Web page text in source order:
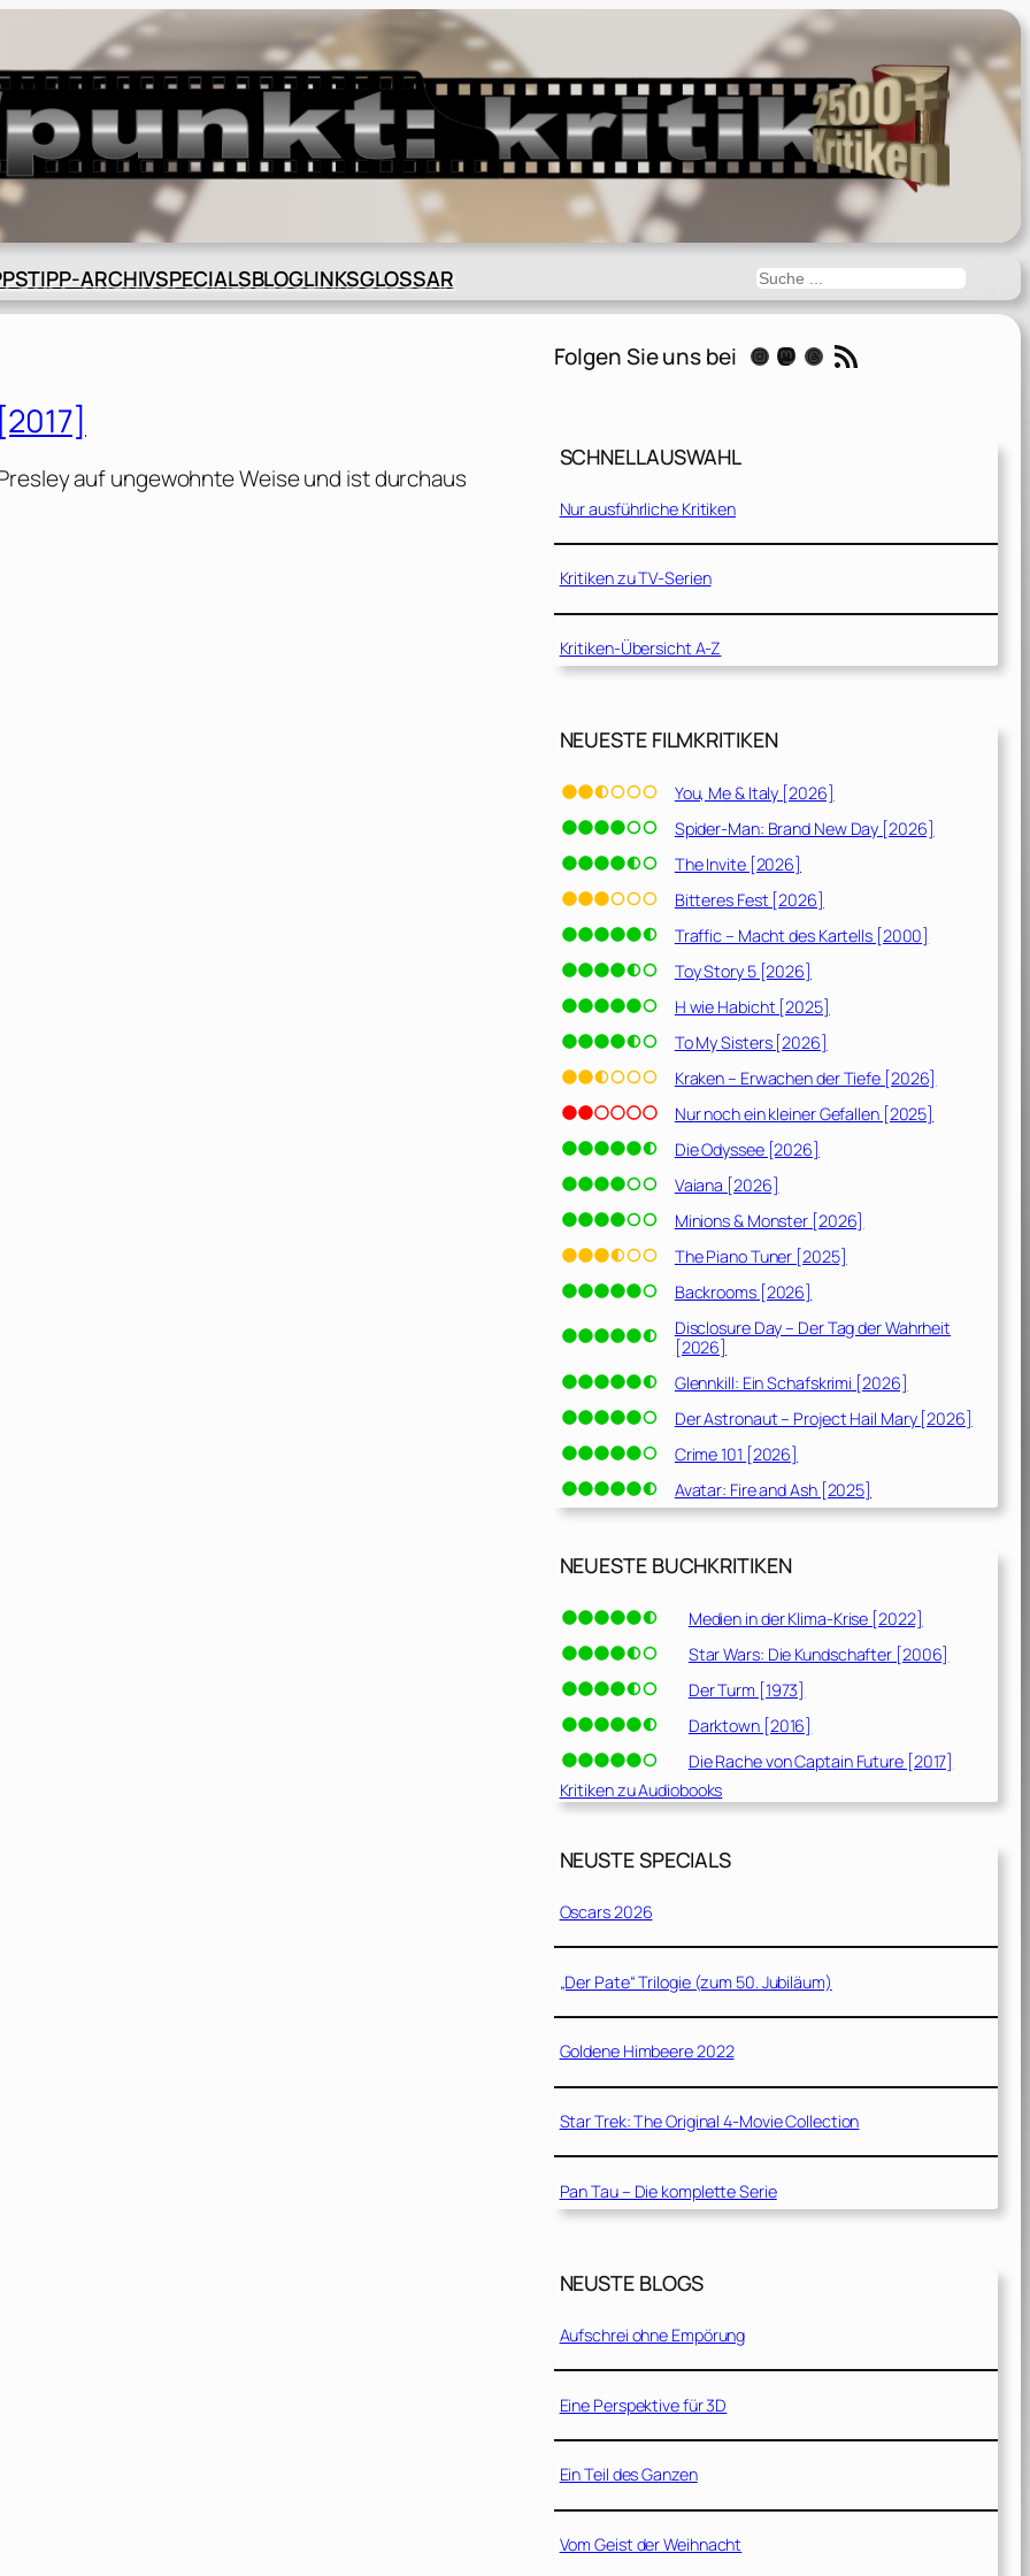
TIPP-ARCHIVSPECIALSBLOGLINKSGLOSSAR Suchen
auf ungewohnte Weise und ist durchaus
Folgen Sie uns bei Instagram Mastodon Threads RSS-Feed
SCHNELLAUSWAHL
Nur ausführliche Kritiken
Kritiken zu TV-Serien
Kritiken-Übersicht A-Z
NEUESTE FILMKRITIKEN
You, Me & Italy [2026]
Spider-Man: Brand New Day [2026]
The Invite [2026]
Bitteres Fest [2026]
Traffic – Macht des Kartells [2000]
Toy Story 5 [2026]
H wie Habicht [2025]
To My Sisters [2026]
Kraken – Erwachen der Tiefe [2026]
Nur noch ein kleiner Gefallen [2025]
Die Odyssee [2026]
Vaiana [2026]
Minions & Monster [2026]
The Piano Tuner [2025]
Backrooms [2026]
Disclosure Day – Der Tag der Wahrheit
[2026]
Glennkill: Ein Schafskrimi [2026]
Der Astronaut – Project Hail Mary [2026]
Crime 101 [2026]
Avatar: Fire and Ash [2025]
NEUESTE BUCHKRITIKEN
Medien in der Klima-Krise [2022]
Star Wars: Die Kundschafter [2006]
Der Turm [1973]
Darktown [2016]
Die Rache von Captain Future [2017]
Kritiken zu Audiobooks
NEUSTE SPECIALS
Oscars 2026
„Der Pate“ Trilogie (zum 50. Jubiläum)
Goldene Himbeere 2022
Star Trek: The Original 4-Movie Collection
Pan Tau – Die komplette Serie
NEUSTE BLOGS
Aufschrei ohne Empörung
Eine Perspektive für 3D
Ein Teil des Ganzen
Vom Geist der Weihnacht